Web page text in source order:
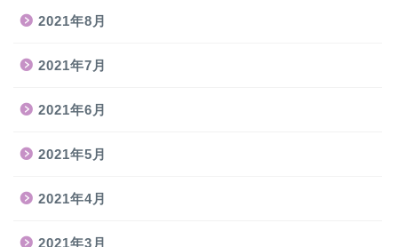
2021年8月
2021年7月
2021年6月
2021年5月
2021年4月
2021年3月